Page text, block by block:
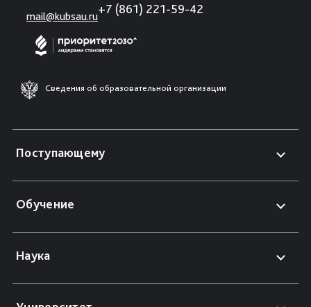
mail@kubsau.ru
+7 (861) 221-59-42
Сведения об образовательной организации
Поступающему
Обучение
Наука